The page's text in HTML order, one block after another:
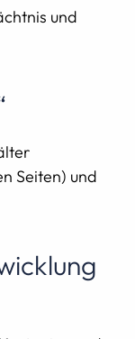
und
Seiten) und